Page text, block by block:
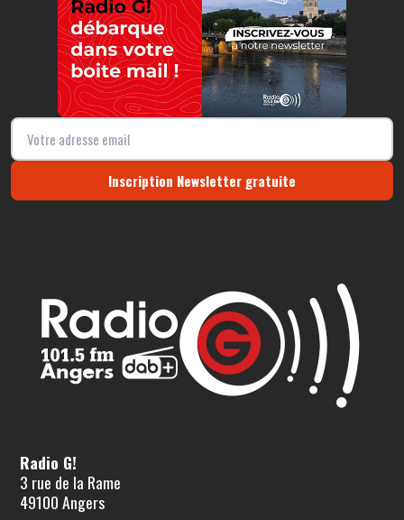
Inscription Newsletter gratuite
Radio G!
3 rue de la Rame
49100 Angers